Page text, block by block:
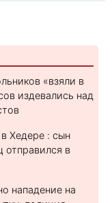
«взяли в
издевались над
Хедере : сын
отправился в
нападение на